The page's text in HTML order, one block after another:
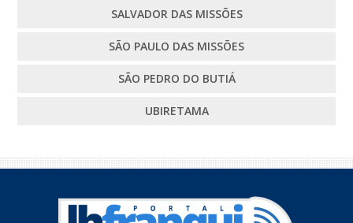
SALVADOR DAS MISSÕES
SÃO PAULO DAS MISSÕES
SÃO PEDRO DO BUTIÁ
UBIRETAMA